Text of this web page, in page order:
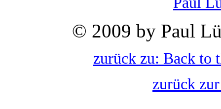
© 2009 by Paul
zurück zu: Back to
zurück